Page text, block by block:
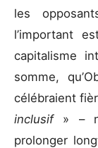
les
l’important
capitalisme
somme,
célébraient
inclusif » –
prolonger